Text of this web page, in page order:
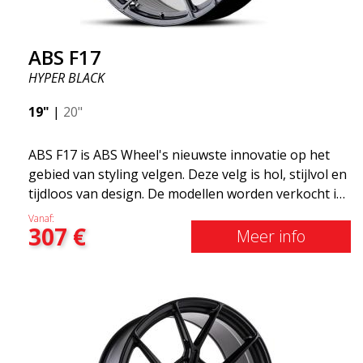
ABS F17
HYPER BLACK
19" | 20"
ABS F17 is ABS Wheel's nieuwste innovatie op het
gebied van styling velgen. Deze velg is hol, stijlvol en
tijdloos van design. De modellen worden verkocht in
verschillende maten, waaronder 19x8.5, 19x9.5 en
20x8.5 &20x10 en 20x11. Hoe breder de velg, hoe
dieper het resultaat dat je krijgt. ABS F17 is een Flow
gewicht en sterker materiaal heeft. U rijdt
comfortabeler dankzijhet onafgeveerde gewicht.
Het is de Gucci van de velgenwereld! 😍
Vanaf:
307€ Meer info